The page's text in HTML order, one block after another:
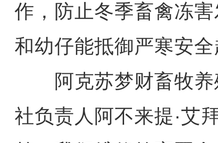
作，防止冬季畜禽冻
和幼仔能抵御严寒安
阿克苏梦财畜牧养
社负责人阿不来提·艾